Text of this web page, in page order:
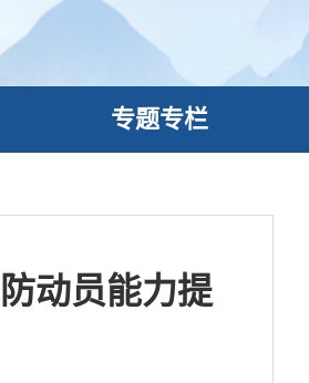
专题专栏
动员能力提